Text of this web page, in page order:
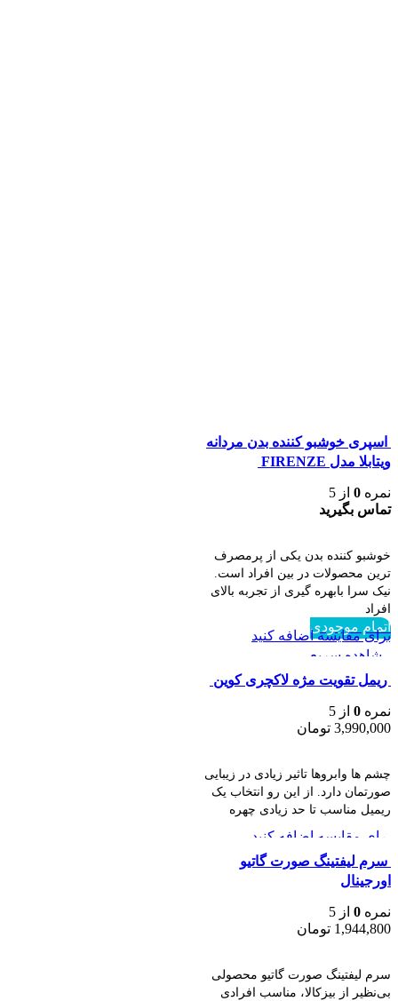
اسپری خوشبو کننده بدن مردانه
ویتابلا مدل FIRENZE
نمره 0 از 5
تماس بگیرید
خوشبو کننده بدن یکی از پرمصرف
ترین محصولات در بین افراد است.
نیک سرا بابهره گیری از تجربه بالای
افراد
اتمام موجودی
برای مقایسه اضافه کنید
مشاهده سریع
ريمل تقويت مژه لاكچری كوين
نمره 0 از 5
3,990,000 تومان
چشم ها وابروها تاثیر زیادی در زیبایی
صورتمان دارد. از این رو انتخاب یک
ریمیل مناسب تا حد زیادی چهره
برای مقایسه اضافه کنید
مشاهده سریع
سرم ليفتينگ صورت گاتیو
اورجینال
نمره 0 از 5
1,944,800 تومان
سرم ليفتينگ صورت گاتیو محصولی
بی‌نظیر از بیزکالا، مناسب افرادی